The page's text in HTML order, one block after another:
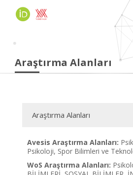
Araştırma Alanları
Araştırma Alanları
Avesis Araştırma Alanları:
Psikoloji, Spor Bilimleri ve
WoS Araştırma Alanları: